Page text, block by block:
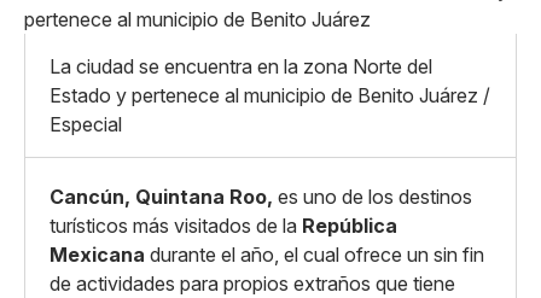
Linkedin
X
Whatsapp
Copiar enlace
Pequeño
Mediano
Grande
La ciudad se encuentra en la zona Norte del
Estado y pertenece al municipio de Benito Juárez /
Especial
Cancún, Quintana Roo, es uno de los destinos
turísticos más visitados de la República
Mexicana durante el año, el cual ofrece un sin fin
de actividades para propios extraños que tiene